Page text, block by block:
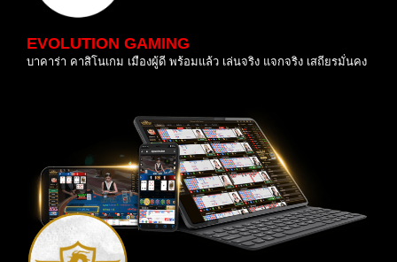
EVOLUTION GAMING
บาคาร่า คาสิโนเกม เมืองผู้ดี พร้อมแล้ว เล่นจริง แจกจริง เสถียรมั่นคง